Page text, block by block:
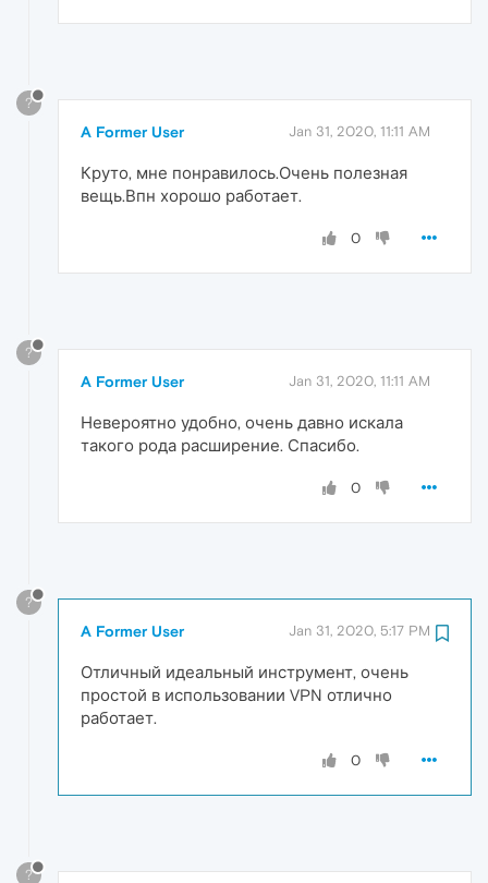
?
A Former User Jan 31, 2020, 11:11 AM
Круто, мне понравилось.Очень полезная
вещь.Впн хорошо работает.
0
?
A Former User Jan 31, 2020, 11:11 AM
Невероятно удобно, очень давно искала
такого рода расширение. Спасибо.
0
?
A Former User Jan 31, 2020, 5:17 PM
Отличный идеальный инструмент, очень
простой в использовании VPN отлично
работает.
0
?